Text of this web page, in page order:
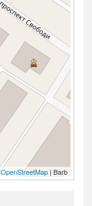
OpenStreetMap | Barb